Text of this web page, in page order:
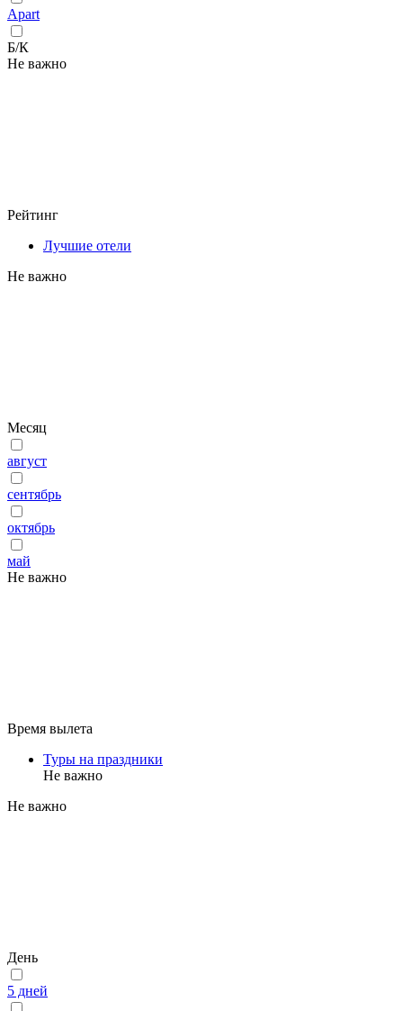
Apart
Б/К
Не важно
Рейтинг
Лучшие отели
Не важно
Месяц
август
сентябрь
октябрь
май
Не важно
Время вылета
Туры на праздники
Не важно
Не важно
День
5 дней